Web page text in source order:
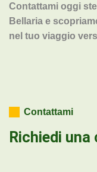
Contattami oggi
Bellaria e
nel tuo viaggio
Contattami
Richiedi